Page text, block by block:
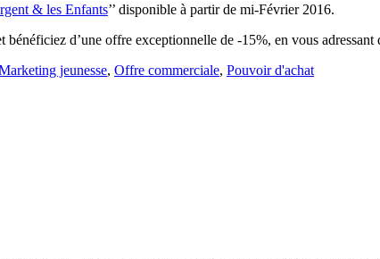
& les Enfants’’ disponible à partir de mi-Février 2016.
bénéficiez d’une offre exceptionnelle de -15%, en vous
jeunesse, Offre commerciale, Pouvoir d'achat